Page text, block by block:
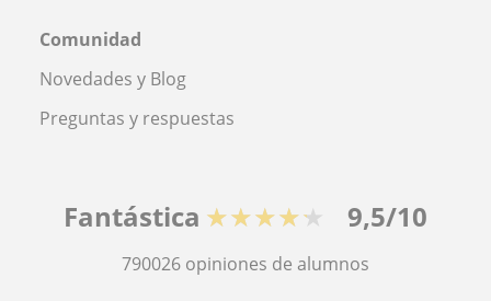
Comunidad
Novedades y Blog
Preguntas y respuestas
Fantástica ★★★★★ 9,5/10
790026 opiniones de alumnos